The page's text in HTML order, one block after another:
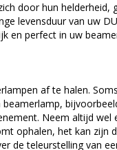
door hun helderheid,
levensduur van uw
en perfect in uw
af te halen.
Neem altijd wel
ophalen, het kan zijn
de teleurstelling van